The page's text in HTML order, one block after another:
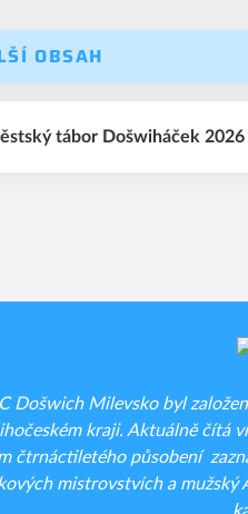
OBSAH
tábor Došwiháček 2026
Došwich Milevsko byl
kraji. Aktuálně čítá
čtrnáctiletého působení
mistrovstvích a mužský